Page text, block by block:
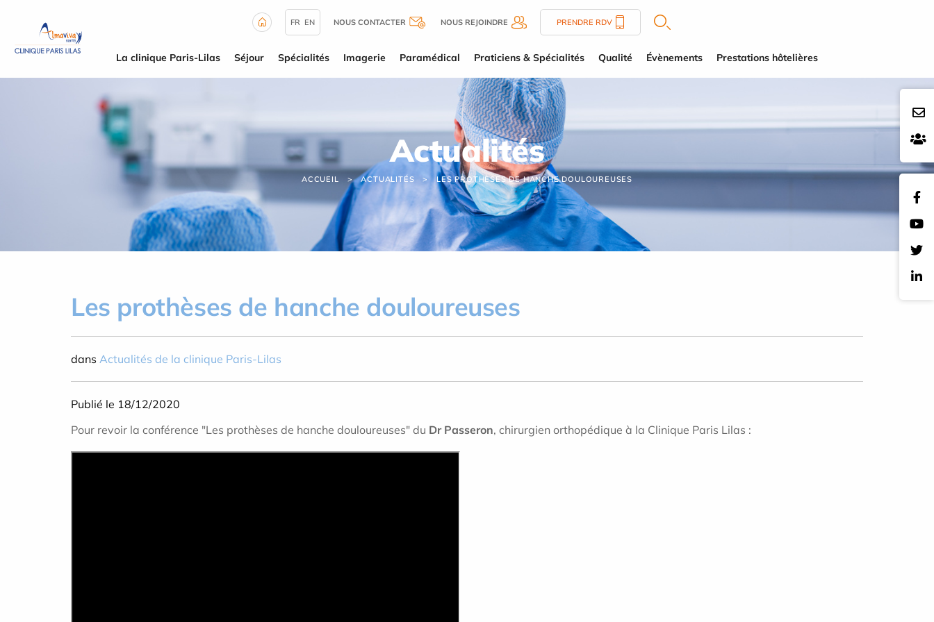
FR EN NOUS CONTACTER NOUS REJOINDRE PRENDRE RDV
La clinique Paris-Lilas Séjour Spécialités Imagerie Paramédical Praticiens & Spécialités Qualité Évènements Prestations hôtelières
Actualités
ACCUEIL ACTUALITÉS LES PROTHÈSES DE HANCHE DOULOUREUSES
Les prothèses de hanche douloureuses
dans Actualités de la clinique Paris-Lilas
Publié le 18/12/2020
Pour revoir la conférence "Les prothèses de hanche douloureuses" du Dr Passeron, chirurgien orthopédique à la Clinique Paris Lilas :